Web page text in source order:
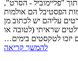
"פליימוביל - הסרט",
הפסטיבל הם אולמות
עליהם יש לכתוב מן
שראיתי (לטובה או
יזכו לטקסטים בימים…
להמשך קריאה